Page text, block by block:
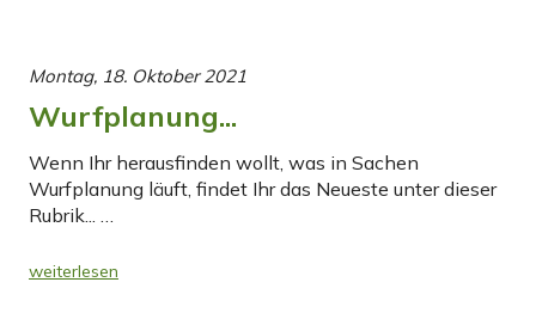
Montag, 18. Oktober 2021
Wurfplanung...
Wenn Ihr herausfinden wollt, was in Sachen
Wurfplanung läuft, findet Ihr das Neueste unter dieser
Rubrik... …
weiterlesen